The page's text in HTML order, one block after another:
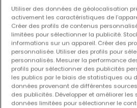
Maison jumelée
3
160 m²
1
Maison jumelée
5
233 m²
1
Maison jumelée
5
264 m²
1
Utiliser des données de géolocalisation
activement les caractéristiques de
Créer des profils de contenus
limitées pour sélectionner la publicité.
informations sur un appareil. Créer des
personnalisée. Utiliser des profils pour
personnalisés. Mesurer la performance
profils pour sélectionner des publicités
les publics par le biais de statistiques ou
données provenant de différentes
des publicités. Développer et améliorer les
données limitées pour sélectionner le